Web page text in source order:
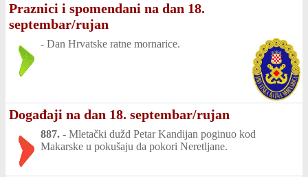
Praznici i spomendani na dan 18.
septembar/rujan
- Dan Hrvatske ratne mornarice.
Događaji na dan 18. septembar/rujan
887. - Mletački dužd Petar Kandijan poginuo kod
Makarske u pokušaju da pokori Neretljane.